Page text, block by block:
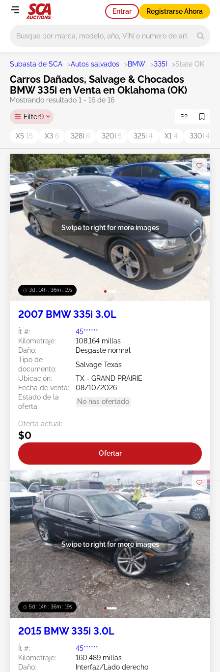
Entrar Registrarse Ahora
Subasta de SCA >Autos salvados >BMW >335I >State OK
Carros Dañados, Salvage & Chocados
BMW 335i en Venta en Oklahoma (OK)
Mostrando resultado 1 - 16 de 16
Filter9
X5 15 X3 6 328I 6 320I 5 325i 4 X1 4 330I 4
3d : 14h : 36m : 18s
Swipe to right for more images
2007 BMW 335i 3.0L
Ít #:
45******
Kilometraje:
108,164 millas
Daño:
Desgaste normal
Tipo de
documento:
Salvage Texas
Ubicación:
TX - GRAND PRAIRIE
Fecha de venta:
08/10/2026
Estado de la
oferta:
No has ofertado
Oferta actual:
$0
Ofertar
5d : 14h : 36m : 18s
Swipe to right for more images
2015 BMW 335i 3.0L
Ít #:
45******
Kilometraje:
160,489 millas
Daño:
Interfaz/Lado derecho